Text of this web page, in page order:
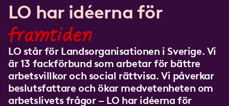
LO har idéerna för
framtiden
LO står för Landsorganisationen i Sverige. Vi
är 13 fackförbund som arbetar för bättre
arbetsvillkor och social rättvisa. Vi påverkar
beslutsfattare och ökar medvetenheten om
arbetslivets frågor – LO har idéerna för